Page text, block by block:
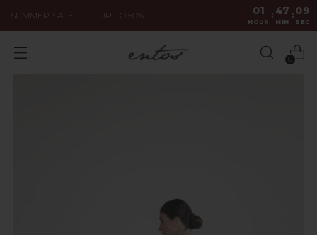
SUMMER SALE ------ UP TO 50% 01
HOUR
: 47
MIN
: 08
SEC